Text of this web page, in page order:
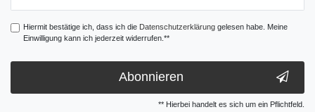
Hiermit bestätige ich, dass ich die Daten­schutz­erklärunggelesen habe. Meine
Einwilligung kann ich jederzeit widerrufen.**
Abonnieren
** Hierbei handelt es sich um ein Pflichtfeld.